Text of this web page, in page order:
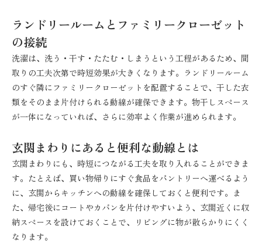
ランドリールームとファミリークローゼット
の接続
洗濯は、洗う・干す・たたむ・しまうという工程があるため、間
取りの工夫次第で時短効果が大きくなります。ランドリールーム
のすぐ隣にファミリークローゼットを配置することで、干した衣
類をそのまま片付けられる動線が確保できます。物干しスペース
が一体になっていれば、さらに効率よく作業が進められます。
玄関まわりにあると便利な動線とは
玄関まわりにも、時短につながる工夫を取り入れることができま
す。たとえば、買い物帰りにすぐ食品をパントリーへ運べるよう
に、玄関からキッチンへの動線を確保しておくと便利です。ま
た、帰宅後にコートやカバンを片付けやすいよう、玄関近くに収
納スペースを設けておくことで、リビングに物が散らかりにくく
なります。